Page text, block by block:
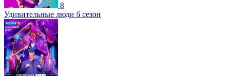
8
Удивительные люди 6 сезон